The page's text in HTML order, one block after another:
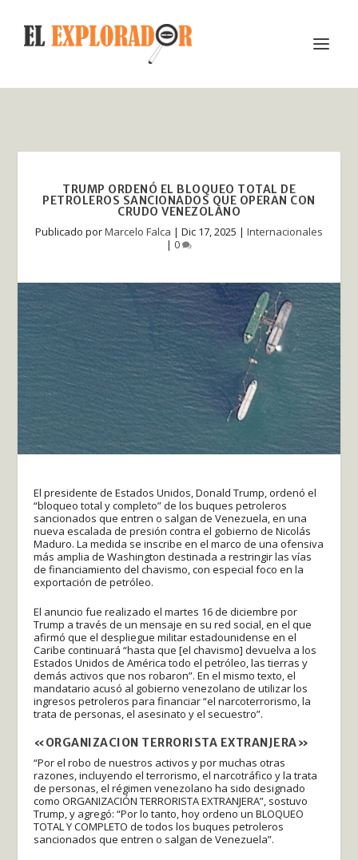
TRUMP ORDENÓ EL BLOQUEO TOTAL DE
PETROLEROS SANCIONADOS QUE OPERAN CON
CRUDO VENEZOLANO
Publicado porMarcelo Falca | Dic 17, 2025 | Internacionales
| 0
El presidente de Estados Unidos, Donald Trump, ordenó el
“bloqueo total y completo” de los buques petroleros
sancionados que entren o salgan de Venezuela, en una
nueva escalada de presión contra el gobierno de Nicolás
Maduro. La medida se inscribe en el marco de una ofensiva
más amplia de Washington destinada a restringir las vías
de financiamiento del chavismo, con especial foco en la
exportación de petróleo.
El anuncio fue realizado el martes 16 de diciembre por
Trump a través de un mensaje en su red social, en el que
afirmó que el despliegue militar estadounidense en el
Caribe continuará “hasta que [el chavismo] devuelva a los
Estados Unidos de América todo el petróleo, las tierras y
demás activos que nos robaron”. En el mismo texto, el
mandatario acusó al gobierno venezolano de utilizar los
ingresos petroleros para financiar “el narcoterrorismo, la
trata de personas, el asesinato y el secuestro”.
«ORGANIZACION TERRORISTA EXTRANJERA»
“Por el robo de nuestros activos y por muchas otras
razones, incluyendo el terrorismo, el narcotráfico y la trata
de personas, el régimen venezolano ha sido designado
como ORGANIZACIÓN TERRORISTA EXTRANJERA”, sostuvo
Trump, y agregó: “Por lo tanto, hoy ordeno un BLOQUEO
TOTAL Y COMPLETO de todos los buques petroleros
sancionados que entren o salgan de Venezuela”.